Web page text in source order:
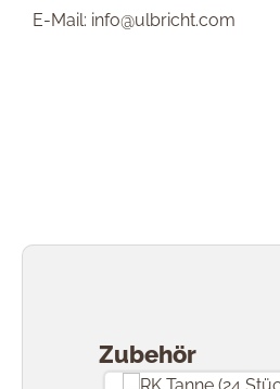
E-Mail: info@ulbricht.com
Zubehör